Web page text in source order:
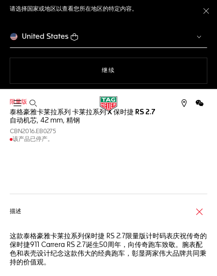
请选择国家或地区以查看您所在地区的特定内容。
United States
继续
打开搜索 微信
限量版
泰格豪雅卡莱拉系列 卡莱拉系列 X 保时捷 RS 2.7
自动机芯, 42 mm, 精钢
CBN2016.EB0275
该产品已停产。
描述
这款泰格豪雅卡莱拉系列保时捷 RS 2.7限量版计时码表庆祝传奇的
保时捷911 Carrera RS 2.7诞生50周年，向传奇跑车致敬。腕表配
色和表壳设计纪念这款伟大的经典跑车，彰显两家伟大品牌共同秉
持的价值观。